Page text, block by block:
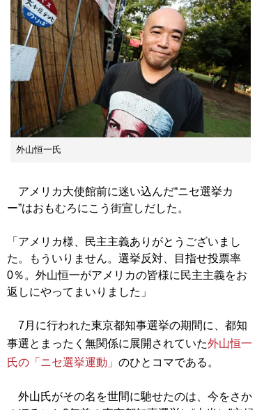
外山恒一氏
アメリカ大使館前に迷い込んだ“ニセ選挙カ
ー”はおもむろにこう街宣しだした。
「アメリカ様、民主主義ありがとうございまし
た。もういりません。選挙反対、目指せ投票率
0％。外山恒一がアメリカの皆様に民主主義をお
返しにやってまいりました」
7月に行われた東京都知事選挙の期間に、都知
事選とまったく無関係に展開されていた外山恒一
氏の「ニセ選挙運動」 のひとコマである。
外山氏がその名を世間に馳せたのは、今をさか